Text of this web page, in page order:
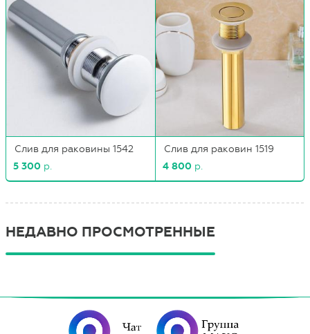
Слив для раковины 1542
5 300 р.
Слив для раковин 1519
4 800 р.
НЕДАВНО ПРОСМОТРЕННЫЕ